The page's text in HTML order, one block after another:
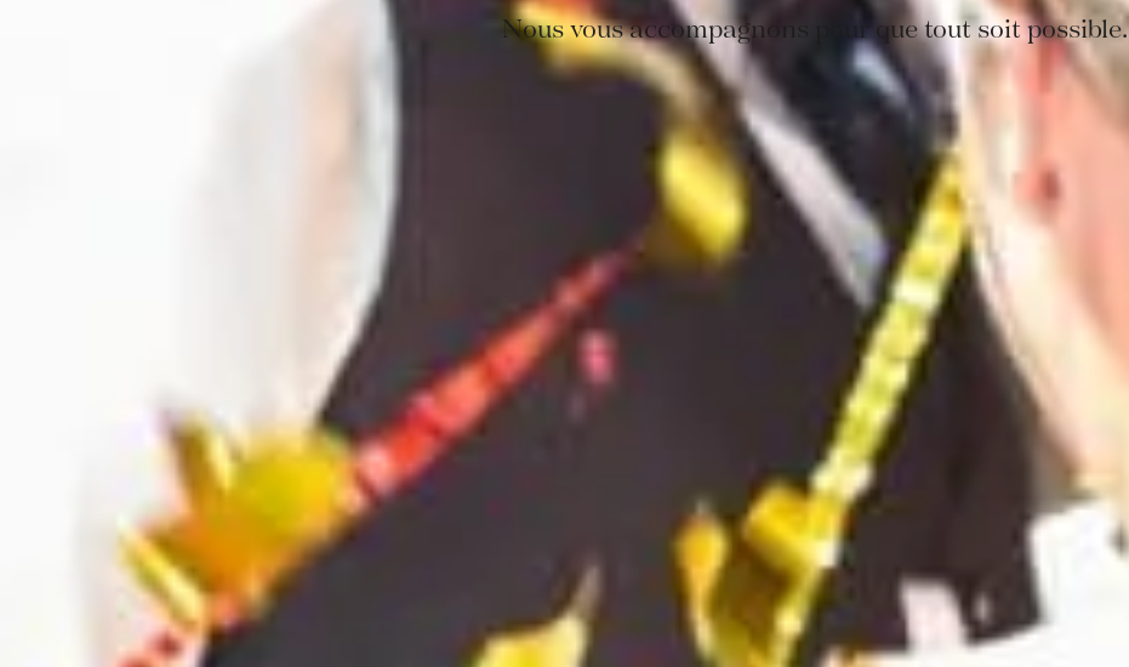
Nous vous accompagnons pour que tout soit possible.